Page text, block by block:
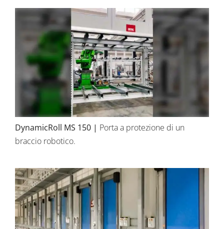
DynamicRoll MS 150 | Porta a protezione di un
braccio robotico.